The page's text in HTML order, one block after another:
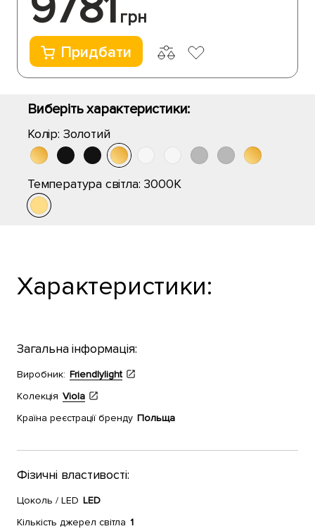
грн
Придбати
Виберіть характеристики:
Колір: Золотий
Температура світла: 3000K
Характеристики:
Загальна інформація:
Виробник: Friendlylight
Колекція Viola
Країна реєстрації бренду Польща
Фізичні властивості:
Цоколь / LED LED
Кількість джерел світла 1